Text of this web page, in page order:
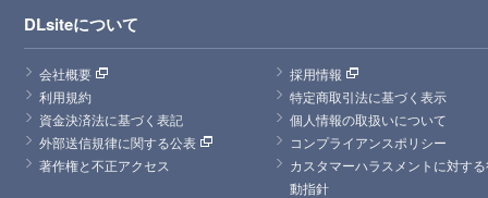
DLsiteについて
会社概要
採用情報
利用規約
特定商取引法に基づく表示
資金決済法に基づく表記
個人情報の取扱いについて
外部送信規律に関する公表
コンプライアンスポリシー
著作権と不正アクセス
カスタマーハラスメントに対す
動指針